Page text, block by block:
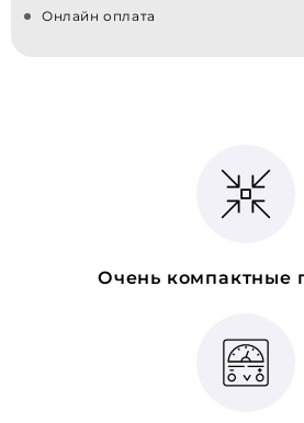
Онлайн оплата
Очень компактные